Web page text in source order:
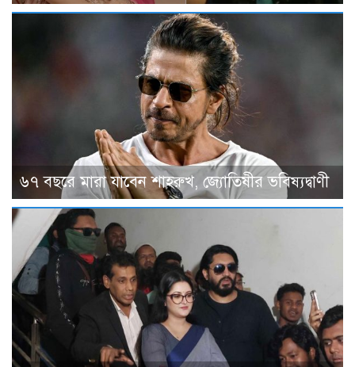
৬৭ বছরে মারা যাবেন শাহরুখ, জ্যোতিষীর ভবিষ্যদ্বাণী